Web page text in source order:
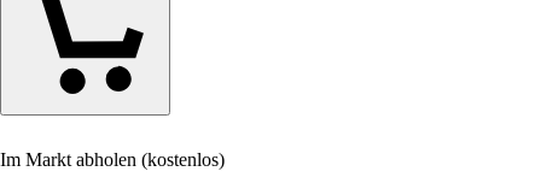
Im Markt abholen (kostenlos)